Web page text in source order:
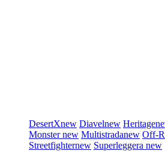
DesertXnew Diavelnew Heritage
Monsternew Multistradanew Off-
Streetfighternew Superleggera new